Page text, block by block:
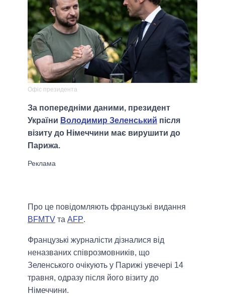
Офіс президента
За попередніми даними, президент
України Володимир Зеленський після
візиту до Німеччини має вирушити до
Парижа.
Про це повідомляють французькі видання
BFMTV та AFP.
Французькі журналісти дізналися від
неназваних співрозмовників, що
Зеленського очікують у Парижі увечері 14
травня, одразу після його візиту до
Німеччини.